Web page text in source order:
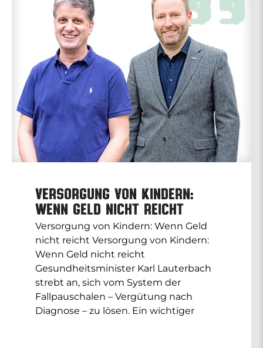
Versorgung von Kindern:
Wenn Geld nicht reicht
Versorgung von Kindern: Wenn Geld
nicht reicht Versorgung von Kindern:
Wenn Geld nicht reicht
Gesundheitsminister Karl Lauterbach
strebt an, sich vom System der
Fallpauschalen – Vergütung nach
Diagnose – zu lösen. Ein wichtiger